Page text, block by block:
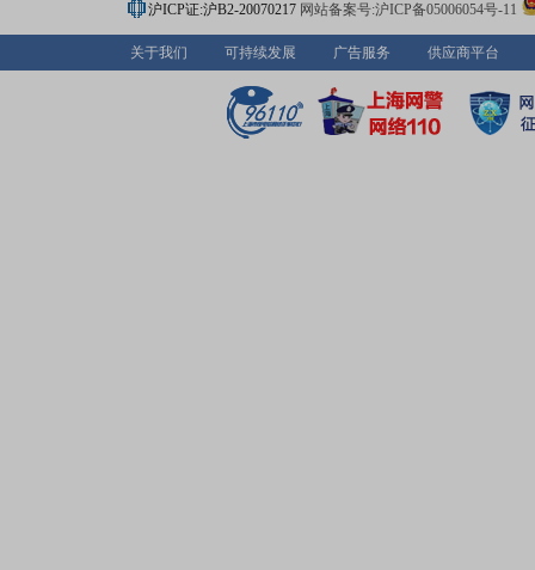
沪ICP证:沪B2-20070217 网站备案号:沪ICP备05006054号-11
关于我们 可持续发展 广告服务 供应商平台